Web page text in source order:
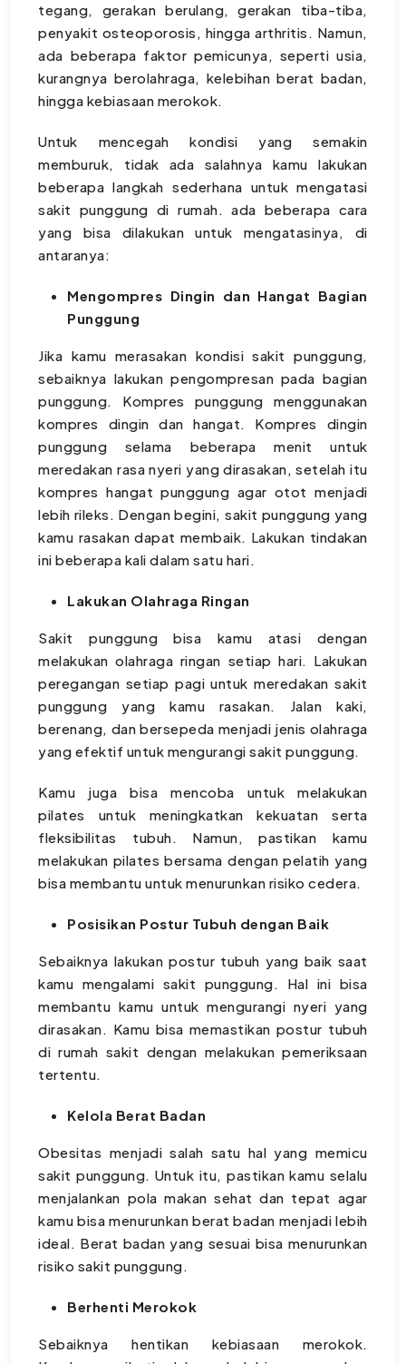
tegang, gerakan berulang, gerakan tiba-tiba,
penyakit osteoporosis, hingga arthritis. Namun,
ada beberapa faktor pemicunya, seperti usia,
kurangnya berolahraga, kelebihan berat badan,
hingga kebiasaan merokok.
Untuk mencegah kondisi yang semakin
memburuk, tidak ada salahnya kamu lakukan
beberapa langkah sederhana untuk mengatasi
sakit punggung di rumah. ada beberapa cara
yang bisa dilakukan untuk mengatasinya, di
antaranya:
Mengompres Dingin dan Hangat Bagian
Punggung
Jika kamu merasakan kondisi sakit punggung,
sebaiknya lakukan pengompresan pada bagian
punggung. Kompres punggung menggunakan
kompres dingin dan hangat. Kompres dingin
punggung selama beberapa menit untuk
meredakan rasa nyeri yang dirasakan, setelah itu
kompres hangat punggung agar otot menjadi
lebih rileks. Dengan begini, sakit punggung yang
kamu rasakan dapat membaik. Lakukan tindakan
ini beberapa kali dalam satu hari.
Lakukan Olahraga Ringan
Sakit punggung bisa kamu atasi dengan
melakukan olahraga ringan setiap hari. Lakukan
peregangan setiap pagi untuk meredakan sakit
punggung yang kamu rasakan. Jalan kaki,
berenang, dan bersepeda menjadi jenis olahraga
yang efektif untuk mengurangi sakit punggung.
Kamu juga bisa mencoba untuk melakukan
pilates untuk meningkatkan kekuatan serta
fleksibilitas tubuh. Namun, pastikan kamu
melakukan pilates bersama dengan pelatih yang
bisa membantu untuk menurunkan risiko cedera.
Posisikan Postur Tubuh dengan Baik
Sebaiknya lakukan postur tubuh yang baik saat
kamu mengalami sakit punggung. Hal ini bisa
membantu kamu untuk mengurangi nyeri yang
dirasakan. Kamu bisa memastikan postur tubuh
di rumah sakit dengan melakukan pemeriksaan
tertentu.
Kelola Berat Badan
Obesitas menjadi salah satu hal yang memicu
sakit punggung. Untuk itu, pastikan kamu selalu
menjalankan pola makan sehat dan tepat agar
kamu bisa menurunkan berat badan menjadi lebih
ideal. Berat badan yang sesuai bisa menurunkan
risiko sakit punggung.
Berhenti Merokok
Sebaiknya hentikan kebiasaan merokok.